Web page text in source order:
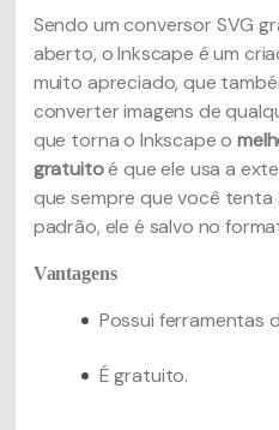
Sendo um conversor SVG
aberto, o Inkscape é um
muito apreciado, que
converter imagens de
que torna o Inkscape o
gratuitoé que ele usa a
que sempre que você
padrão, ele é salvo no
Vantagens
Possui ferramentas
É gratuito.